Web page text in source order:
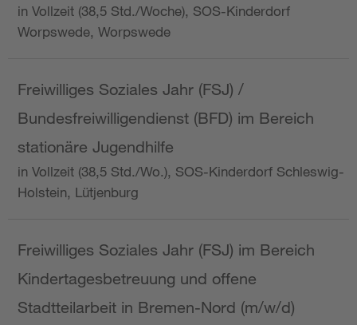
in Vollzeit (38,5 Std./Woche), SOS-Kinderdorf
Worpswede, Worpswede
Freiwilliges Soziales Jahr (FSJ) /
Bundesfreiwilligendienst (BFD) im Bereich
stationäre Jugendhilfe
in Vollzeit (38,5 Std./Wo.), SOS-Kinderdorf Schleswig-
Holstein, Lütjenburg
Freiwilliges Soziales Jahr (FSJ) im Bereich
Kindertagesbetreuung und offene
Stadtteilarbeit in Bremen-Nord (m/w/d)